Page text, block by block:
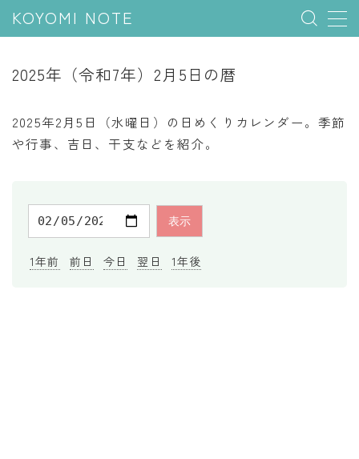
KOYOMI NOTE
五節句
二十四節気
2025年（令和7年）2月5日の暦
2025年2月5日（水曜日）の日めくりカレンダー。季節
や行事、吉日、干支などを紹介。
1年前 前日 今日 翌日 1年後